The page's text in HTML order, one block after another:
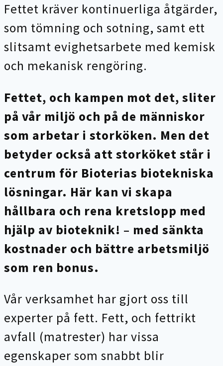
Fettet kräver kontinuerliga åtgärder,
som tömning och sotning, samt ett
slitsamt evighetsarbete med kemisk
och mekanisk rengöring.
Fettet, och kampen mot det, sliter
på vår miljö och på de människor
som arbetar i storköken. Men det
betyder också att storköket står i
centrum för Bioterias biotekniska
lösningar. Här kan vi skapa
hållbara och rena kretslopp med
hjälp av bioteknik! – med sänkta
kostnader och bättre arbetsmiljö
som ren bonus.
Vår verksamhet har gjort oss till
experter på fett. Fett, och fettrikt
avfall (matrester) har vissa
egenskaper som snabbt blir